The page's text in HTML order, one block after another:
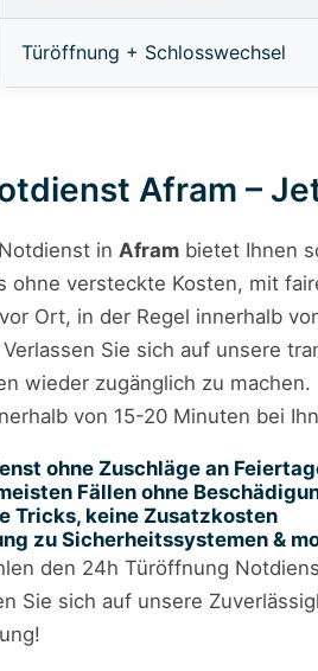
Türöffnung + Schlosswechsel
Afram –
in Afram bietet Ihnen
ohne versteckte Kosten, mit
Ort, in der Regel innerhalb
Verlassen Sie sich auf unsere
wieder zugänglich zu machen.
von 15-20 Minuten bei
ohne Zuschläge an
Fällen ohne
Tricks, keine Zusatzkosten
zu Sicherheitssystemen &
den 24h Türöffnung
Sie sich auf unsere